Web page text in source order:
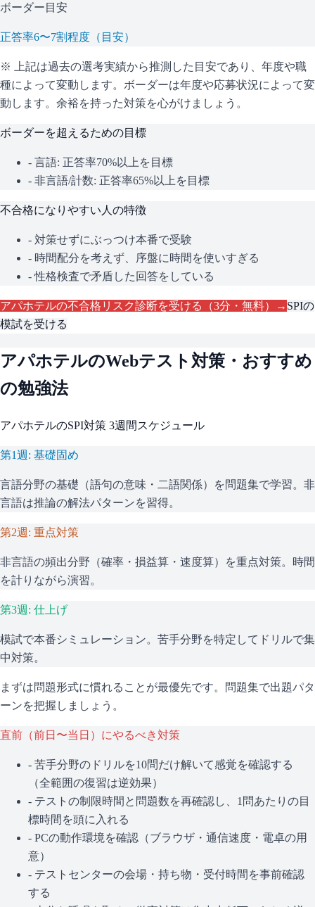
ボーダー目安
正答率6〜7割程度（目安）
※ 上記は過去の選考実績から推測した目安であり、年度や職
種によって変動します。 ボーダーは年度や応募状況によって変
動します。余裕を持った対策を心がけましょう。
ボーダーを超えるための目標
- 言語: 正答率70%以上を目標
- 非言語/計数: 正答率65%以上を目標
不合格になりやすい人の特徴
- 対策せずにぶっつけ本番で受験
- 時間配分を考えず、序盤に時間を使いすぎる
- 性格検査で矛盾した回答をしている
アパホテルの不合格リスク診断を受ける（3分・無料）→ SPIの
模試を受ける
アパホテルのWebテスト対策・おすすめ
の勉強法
アパホテルのSPI対策 3週間スケジュール
第1週: 基礎固め
言語分野の基礎（語句の意味・二語関係）を問題集で学習。非
言語は推論の解法パターンを習得。
第2週: 重点対策
非言語の頻出分野（確率・損益算・速度算）を重点対策。時間
を計りながら演習。
第3週: 仕上げ
模試で本番シミュレーション。苦手分野を特定してドリルで集
中対策。
まずは問題形式に慣れることが最優先です。問題集で出題パタ
ーンを把握しましょう。
直前（前日〜当日）にやるべき対策
- 苦手分野のドリルを10問だけ解いて感覚を確認する
（全範囲の復習は逆効果）
- テストの制限時間と問題数を再確認し、1問あたりの目
標時間を頭に入れる
- PCの動作環境を確認（ブラウザ・通信速度・電卓の用
意）
- テストセンターの会場・持ち物・受付時間を事前確認
する